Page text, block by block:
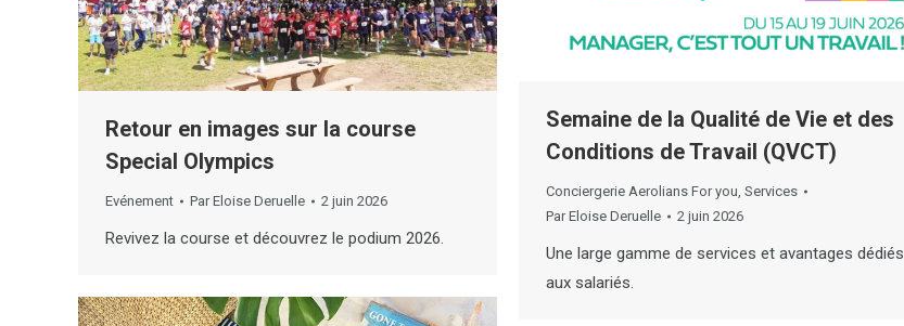
Semaine de la Qualité de Vie et des
Conditions de Travail (QVCT)
Conciergerie Aerolians For you, Services
ParEloise Deruelle 2 juin 2026
Une large gamme de services et avantages dédiés
aux salariés.
Retour en images sur la course
Special Olympics
Evénement ParEloise Deruelle 2 juin 2026
Revivez la course et découvrez le podium 2026.